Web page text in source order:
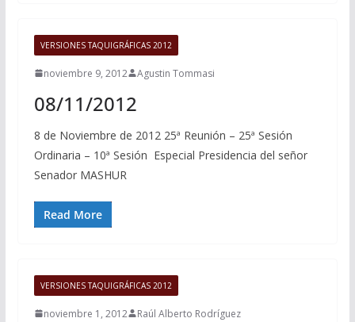
VERSIONES TAQUIGRÁFICAS 2012
noviembre 9, 2012 Agustin Tommasi
08/11/2012
8 de Noviembre de 2012 25ª Reunión – 25ª Sesión
Ordinaria – 10ª Sesión Especial Presidencia del señor
Senador MASHUR
Read More
VERSIONES TAQUIGRÁFICAS 2012
noviembre 1, 2012 Raúl Alberto Rodríguez